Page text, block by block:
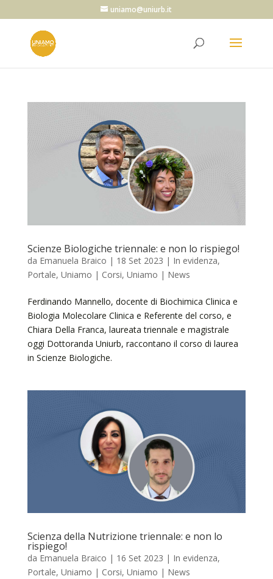
uniamo@uniurb.it
Scienze Biologiche triennale: e non lo rispiego!
da Emanuela Braico | 18 Set 2023 | In evidenza,
Portale, Uniamo | Corsi, Uniamo | News
Ferdinando Mannello, docente di Biochimica Clinica e
Biologia Molecolare Clinica e Referente del corso, e
Chiara Della Franca, laureata triennale e magistrale
oggi Dottoranda Uniurb, raccontano il corso di laurea
in Scienze Biologiche.
Scienza della Nutrizione triennale: e non lo
rispiego!
da Emanuela Braico | 16 Set 2023 | In evidenza,
Portale, Uniamo | Corsi, Uniamo | News